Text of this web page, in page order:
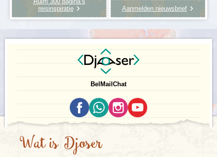
reisinspiratie
Aanmelden nieuwsbrief
Bel Mail Chat
Wat is Djoser